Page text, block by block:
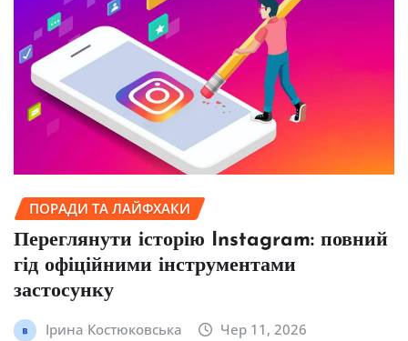
ПОРАДИ ТА ЛАЙФХАКИ
Переглянути історію Instagram: повний
гід офіційними інструментами
застосунку
Ірина Костюковська Чер 11, 2026